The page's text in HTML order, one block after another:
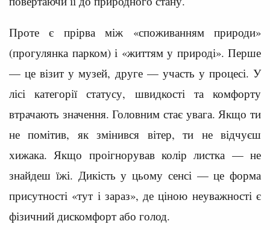
Проте є прірва між «споживанням природи»
(прогулянка парком) і «життям у природі». Перше
— це візит у музей, друге — участь у процесі. У
лісі категорії статусу, швидкості та комфорту
втрачають значення. Головним стає увага. Якщо ти
не помітив, як змінився вітер, ти не відчуєш
хижака. Якщо проігнорував колір листка — не
знайдеш їжі. Дикість у цьому сенсі — це форма
присутності «тут і зараз», де ціною неуважності є
фізичний дискомфорт або голод.